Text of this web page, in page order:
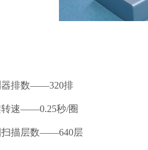
器排数——320排
转速——0.25秒/圈
扫描层数——640层